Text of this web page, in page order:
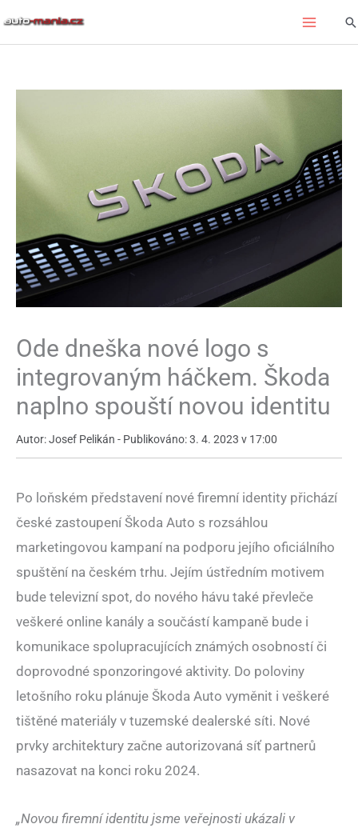
Ode dneška nové logo s
integrovaným háčkem. Škoda
naplno spouští novou identitu
Autor: Josef Pelikán - Publikováno: 3. 4. 2023 v 17:00
Po loňském představení nové firemní identity přichází
české zastoupení Škoda Auto s rozsáhlou
marketingovou kampaní na podporu jejího oficiálního
spuštění na českém trhu. Jejím ústředním motivem
bude televizní spot, do nového hávu také převleče
veškeré online kanály a součástí kampaně bude i
komunikace spolupracujících známých osobností či
doprovodné sponzoringové aktivity. Do poloviny
letošního roku plánuje Škoda Auto vyměnit i veškeré
tištěné materiály v tuzemské dealerské síti. Nové
prvky architektury začne autorizovaná síť partnerů
nasazovat na konci roku 2024.
„Novou firemní identitu jsme veřejnosti ukázali v